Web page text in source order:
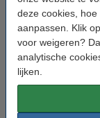
deze cookies,
aanpassen. Klik
voor weigeren?
analytische
lijken.
andere Zigbee bridge)
noodzakelijk is; de
signaal en zit bij de
Overigens is
Zigbee protocol. Het
combineren met en te